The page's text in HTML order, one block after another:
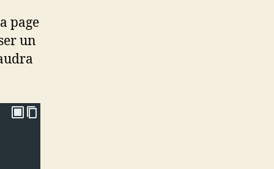
page
un